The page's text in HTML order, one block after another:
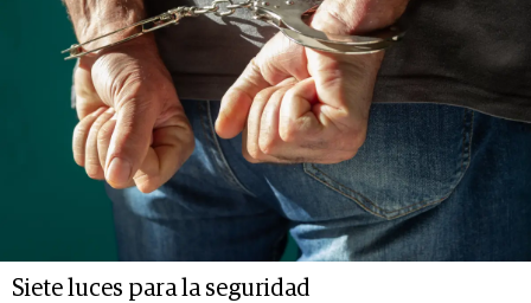
Siete luces para la seguridad